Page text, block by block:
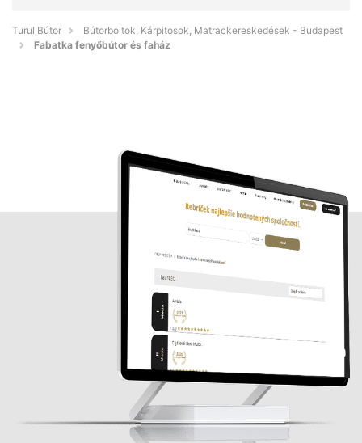
Turul Bútor
Bútorboltok, Kárpitosok, Matrackereskedések - Budapest
Fabatka fenyőbútor és faház